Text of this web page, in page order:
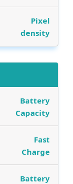
Pixel
density
Battery
Capacity
Fast
Charge
Battery